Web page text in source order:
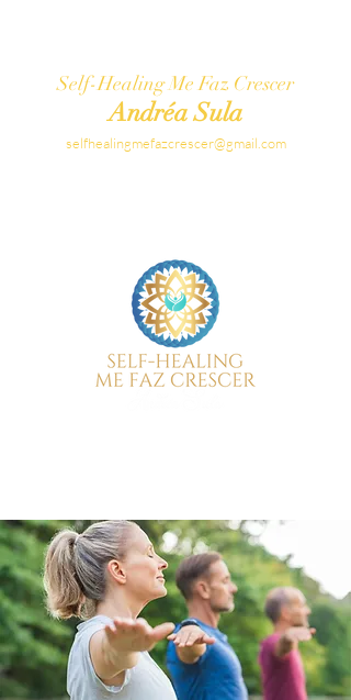
Self-Healing Me Faz Crescer
Andréa Sula
selfhealingmefazcrescer@gmail.com